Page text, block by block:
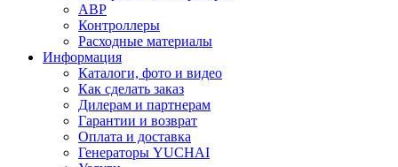
АВР
Контроллеры
Расходные материалы
Информация
Каталоги, фото и видео
Как сделать заказ
Дилерам и партнерам
Гарантии и возврат
Оплата и доставка
Генераторы YUCHAI